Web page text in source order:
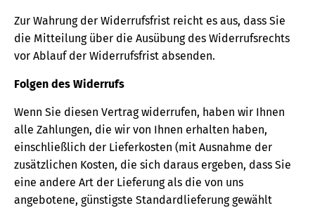
Zur Wahrung der Widerrufsfrist reicht es aus, dass Sie
die Mitteilung über die Ausübung des Widerrufsrechts
vor Ablauf der Widerrufsfrist absenden.
Folgen des Widerrufs
Wenn Sie diesen Vertrag widerrufen, haben wir Ihnen
alle Zahlungen, die wir von Ihnen erhalten haben,
einschließlich der Lieferkosten (mit Ausnahme der
zusätzlichen Kosten, die sich daraus ergeben, dass Sie
eine andere Art der Lieferung als die von uns
angebotene, günstigste Standardlieferung gewählt